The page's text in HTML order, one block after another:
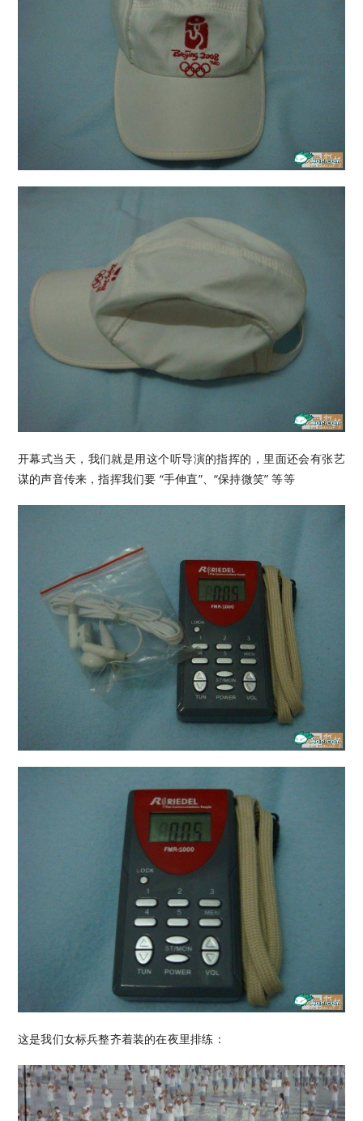
开幕式当天，我们就是用这个听导演的指挥的，里面还会有张艺
谋的声音传来，指挥我们要 “手伸直”、“保持微笑” 等等
这是我们女标兵整齐着装的在夜里排练：